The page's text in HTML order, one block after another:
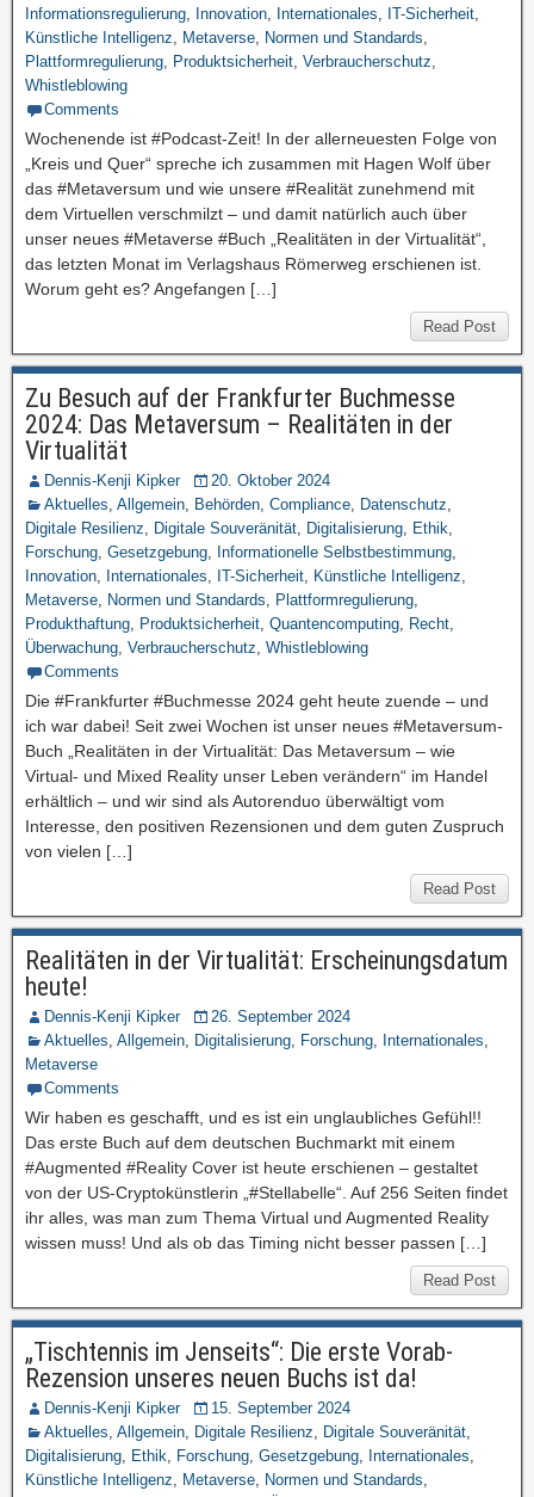
Informationsregulierung, Innovation, Internationales, IT-Sicherheit,
Künstliche Intelligenz, Metaverse, Normen und Standards,
Plattformregulierung, Produktsicherheit, Verbraucherschutz,
Whistleblowing
Comments
Wochenende ist #Podcast-Zeit! In der allerneuesten Folge von
„Kreis und Quer“ spreche ich zusammen mit Hagen Wolf über
das #Metaversum und wie unsere #Realität zunehmend mit
dem Virtuellen verschmilzt – und damit natürlich auch über
unser neues #Metaverse #Buch „Realitäten in der Virtualität“,
das letzten Monat im Verlagshaus Römerweg erschienen ist.
Worum geht es? Angefangen […]
Read Post
Zu Besuch auf der Frankfurter Buchmesse
2024: Das Metaversum – Realitäten in der
Virtualität
Dennis-Kenji Kipker
20. Oktober 2024
Aktuelles, Allgemein, Behörden, Compliance, Datenschutz,
Digitale Resilienz, Digitale Souveränität, Digitalisierung, Ethik,
Forschung, Gesetzgebung, Informationelle Selbstbestimmung,
Innovation, Internationales, IT-Sicherheit, Künstliche Intelligenz,
Metaverse, Normen und Standards, Plattformregulierung,
Produkthaftung, Produktsicherheit, Quantencomputing, Recht,
Überwachung, Verbraucherschutz, Whistleblowing
Comments
Die #Frankfurter #Buchmesse 2024 geht heute zuende – und
ich war dabei! Seit zwei Wochen ist unser neues #Metaversum-
Buch „Realitäten in der Virtualität: Das Metaversum – wie
Virtual- und Mixed Reality unser Leben verändern“ im Handel
erhältlich – und wir sind als Autorenduo überwältigt vom
Interesse, den positiven Rezensionen und dem guten Zuspruch
von vielen […]
Read Post
Realitäten in der Virtualität: Erscheinungsdatum
heute!
Dennis-Kenji Kipker
26. September 2024
Aktuelles, Allgemein, Digitalisierung, Forschung, Internationales,
Metaverse
Comments
Wir haben es geschafft, und es ist ein unglaubliches Gefühl!!
Das erste Buch auf dem deutschen Buchmarkt mit einem
#Augmented #Reality Cover ist heute erschienen – gestaltet
von der US-Cryptokünstlerin „#Stellabelle“. Auf 256 Seiten findet
ihr alles, was man zum Thema Virtual und Augmented Reality
wissen muss! Und als ob das Timing nicht besser passen […]
Read Post
„Tischtennis im Jenseits“: Die erste Vorab-
Rezension unseres neuen Buchs ist da!
Dennis-Kenji Kipker
15. September 2024
Aktuelles, Allgemein, Digitale Resilienz, Digitale Souveränität,
Digitalisierung, Ethik, Forschung, Gesetzgebung, Internationales,
Künstliche Intelligenz, Metaverse, Normen und Standards,